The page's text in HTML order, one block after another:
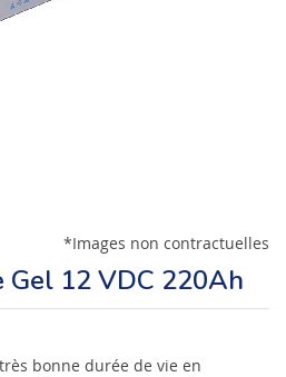
*Images non contractuelles
Gel 12 VDC 220Ah
bonne durée de vie en